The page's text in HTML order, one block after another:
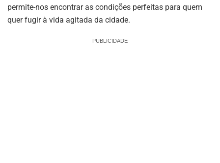
permite-nos encontrar as condições perfeitas para quem
quer fugir à vida agitada da cidade.
PUBLICIDADE